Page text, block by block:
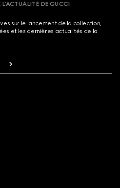
DE GUCCI
sur le lancement de la collection,
et les dernières actualités de la